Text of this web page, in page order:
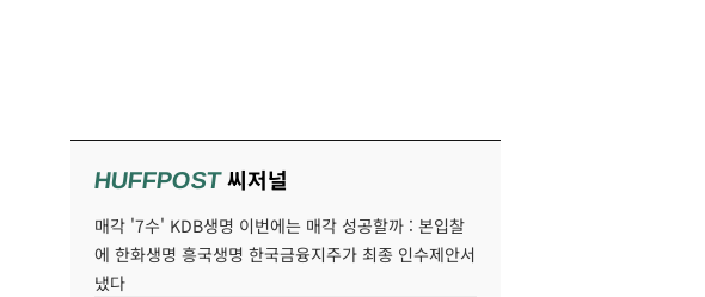
HUFFPOST씨저널
매각 '7수' KDB생명 이번에는 매각 성공할까 : 본입찰
에 한화생명 흥국생명 한국금융지주가 최종 인수제안서
냈다